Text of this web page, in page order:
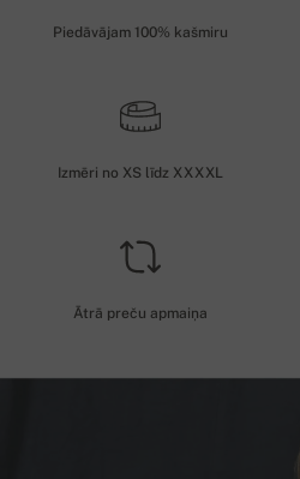
Piedāvājam 100% kašmiru
Izmēri no XS līdz XXXXL
Ātrā preču apmaiņa